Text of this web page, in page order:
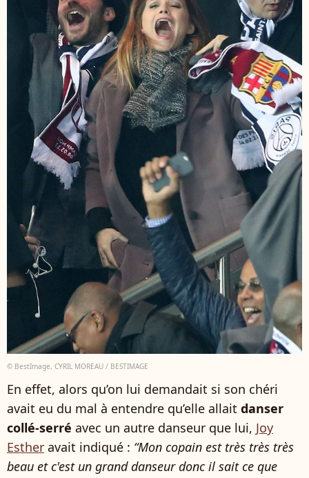
© BestImage, CYRIL MOREAU / BESTIMAGE
En effet, alors qu’on lui demandait si son chéri
avait eu du mal à entendre qu’elle allait danser
collé-serré avec un autre danseur que lui, Joy
Esther avait indiqué : “Mon copain est très très très
beau et c'est un grand danseur donc il sait ce que